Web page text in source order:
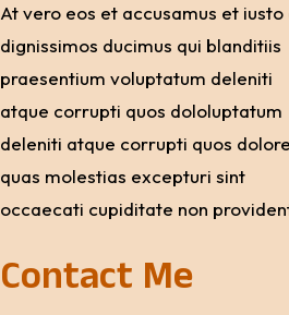
At vero eos et accusamus et iusto
dignissimos ducimus qui blanditiis
praesentium voluptatum deleniti
atque corrupti quos dololuptatum
deleniti atque corrupti quos
quas molestias excepturi sint
occaecati cupiditate non
Contact Me